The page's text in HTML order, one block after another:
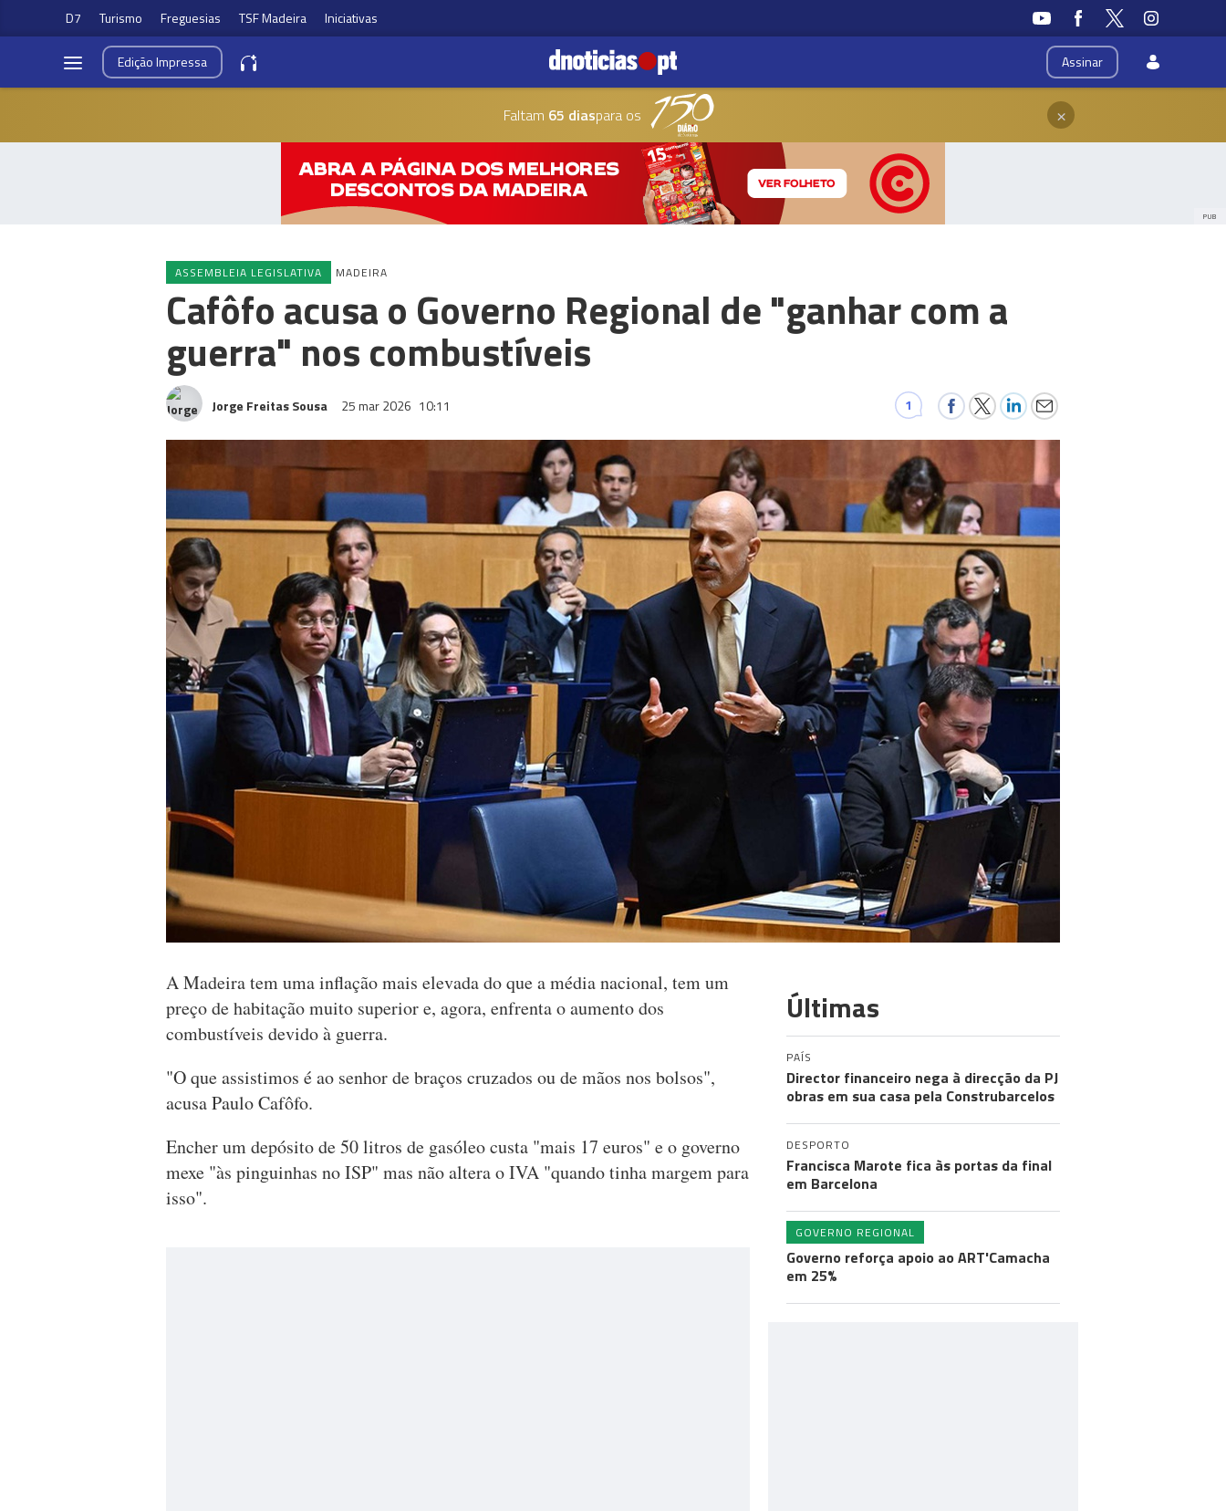
D7 Turismo Freguesias TSF Madeira Iniciativas
Assinar
EdiçãoImpressa
Faltam 65 diaspara os ×
PUB
ASSEMBLEIA LEGISLATIVA MADEIRA
Cafôfo acusa o Governo Regional de "ganhar com a
guerra" nos combustíveis
Jorge Freitas Sousa 25 mar 2026 10:11 1
A Madeira tem uma inflação mais elevada do que a média nacional, tem um
preço de habitação muito superior e, agora, enfrenta o aumento dos
combustíveis devido à guerra.
"O que assistimos é ao senhor de braços cruzados ou de mãos nos bolsos",
acusa Paulo Cafôfo.
Encher um depósito de 50 litros de gasóleo custa "mais 17 euros" e o governo
mexe "às pinguinhas no ISP" mas não altera o IVA "quando tinha margem para
isso".
Últimas
PAÍS
Director financeiro nega à direcção da PJ
obras em sua casa pela Construbarcelos
DESPORTO
Francisca Marote fica às portas da final
em Barcelona
GOVERNO REGIONAL
Governo reforça apoio ao ART'Camacha
em 25%